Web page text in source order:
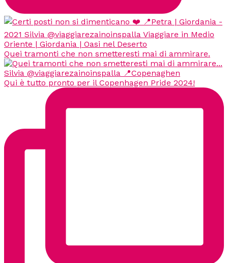
Quei tramonti che non smetteresti mai di ammirare.
Qui è tutto pronto per il Copenhagen Pride 2024!